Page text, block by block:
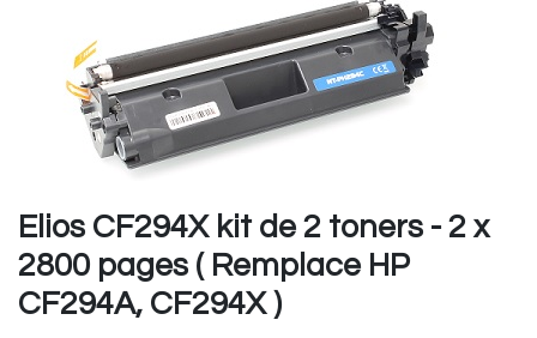
Elios CF294X kit de 2 toners - 2 x
2800 pages ( Remplace HP
CF294A, CF294X )